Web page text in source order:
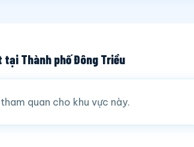
Thành phố Đông Triều
quan cho khu vực này.